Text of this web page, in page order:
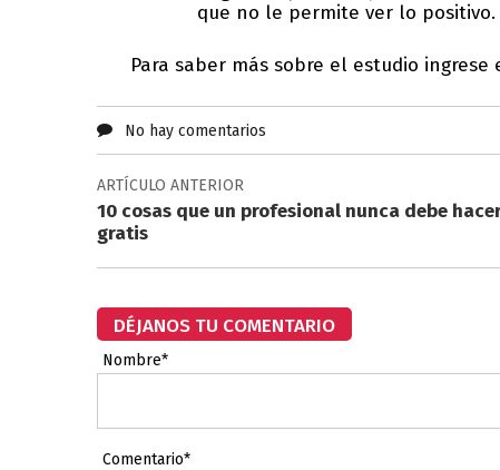
que no le permite ver lo positivo.
Para saber más sobre el estudio ingrese
No hay comentarios
ARTÍCULO ANTERIOR
10 cosas que un profesional nunca debe
gratis
DÉJANOS TU COMENTARIO
Nombre*
Comentario*